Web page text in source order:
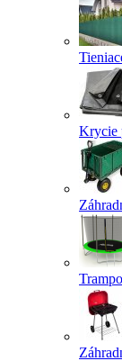
Krycie